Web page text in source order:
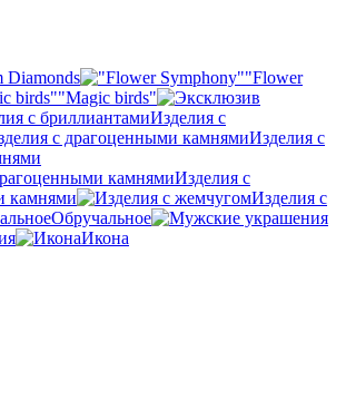
Diamonds
"Flower
"Magic birds"
Изделия с
Изделия с
Изделия с
камнями
Изделия с
Обручальное
Икона